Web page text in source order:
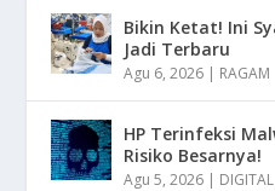
Bikin Ketat! Ini
Jadi Terbaru
Agu 6, 2026 | RAGAM
HP Terinfeksi
Risiko Besarnya!
Agu 5, 2026 | DIGITAL